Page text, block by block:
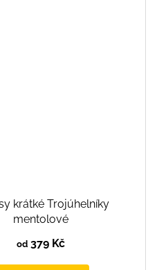
krátké Trojúhelníky
mentolové
od379 Kč